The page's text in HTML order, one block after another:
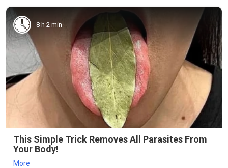
8 h 2 min
This Simple Trick Removes All Parasites From
Your Body!
More